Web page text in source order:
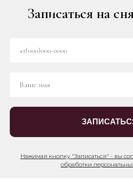
Записаться на
Нажимая кнопку "Записаться" - вы
обработки